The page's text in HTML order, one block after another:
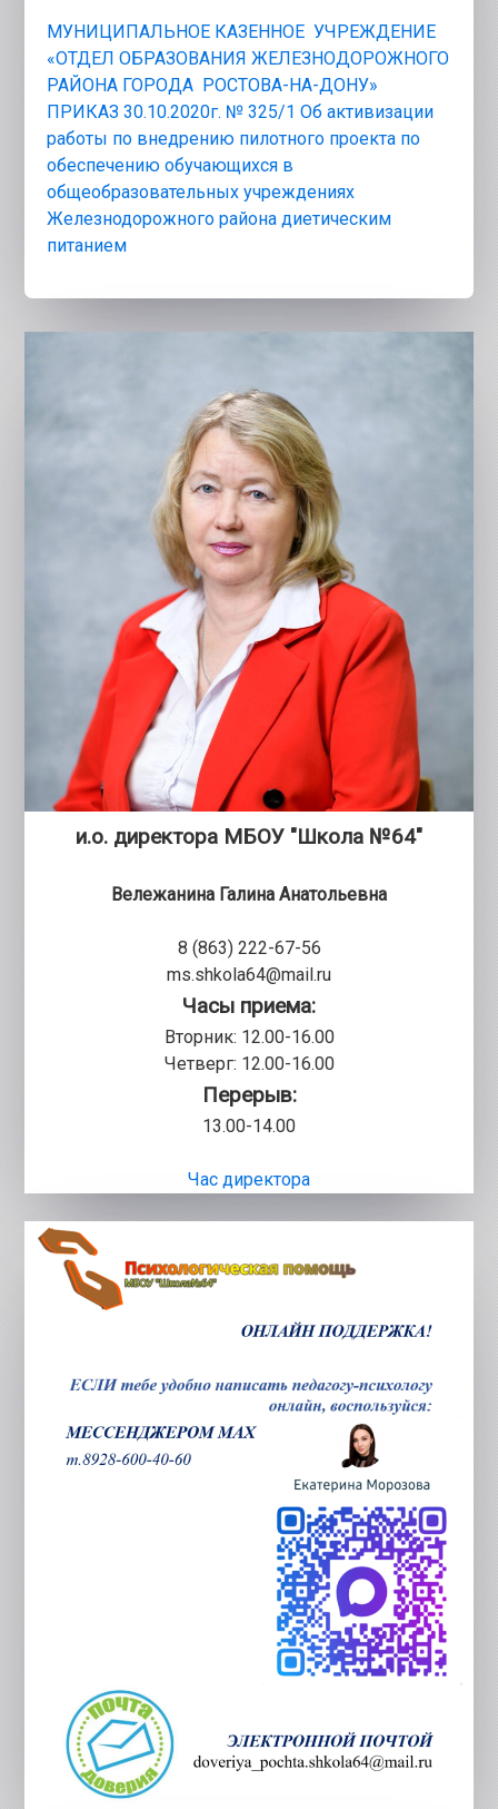
МУНИЦИПАЛЬНОЕ КАЗЕННОЕ УЧРЕЖДЕНИЕ
«ОТДЕЛ ОБРАЗОВАНИЯ ЖЕЛЕЗНОДОРОЖНОГО
РАЙОНА ГОРОДА РОСТОВА-НА-ДОНУ»
ПРИКАЗ 30.10.2020г. № 325/1 Об активизации
работы по внедрению пилотного проекта по
обеспечению обучающихся в
общеобразовательных учреждениях
Железнодорожного района диетическим
питанием
и.о. директора МБОУ "Школа №64"
Вележанина Галина Анатольевна
8 (863) 222-67-56
ms.shkola64@mail.ru
Часы приема:
Вторник: 12.00-16.00
Четверг: 12.00-16.00
Перерыв:
13.00-14.00
Час директора